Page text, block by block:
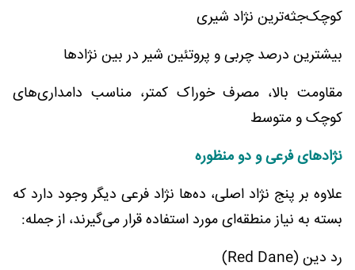
کوچک‌جثه‌ترین نژاد شیری
بیشترین درصد چربی و پروتئین شیر در بین نژادها
مقاومت بالا، مصرف خوراک کمتر، مناسب دامداری‌های
کوچک و متوسط
نژادهای فرعی و دو منظوره
علاوه بر پنج نژاد اصلی، ده‌ها نژاد فرعی دیگر وجود دارد که
بسته به نیاز منطقه‌ای مورد استفاده قرار می‌گیرند، از جمله:
رد دین (Red Dane)